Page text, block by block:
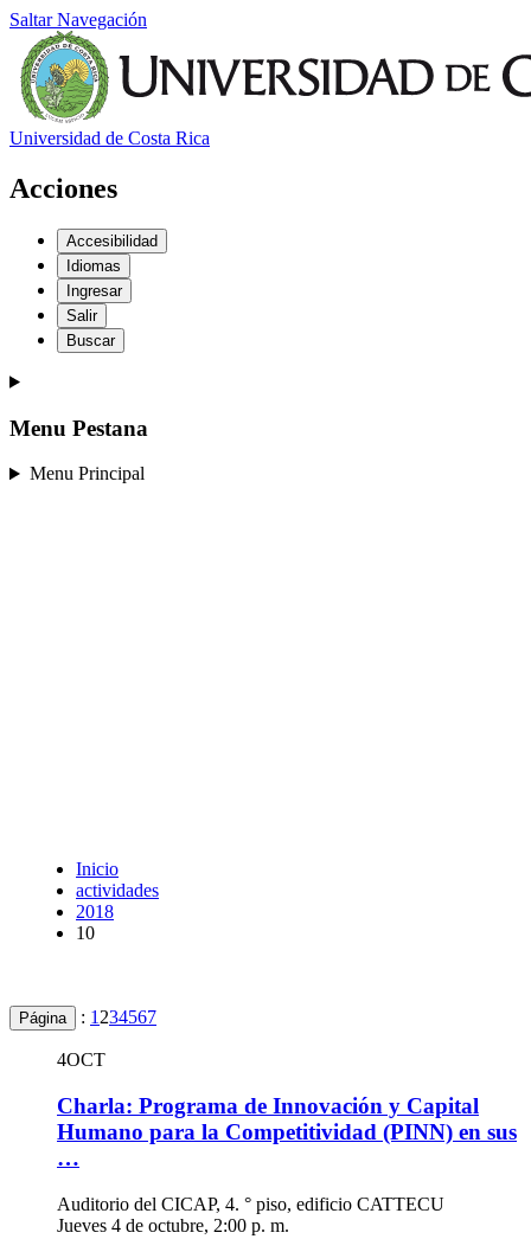
Saltar Navegación
Universidad de Costa Rica
Acciones
Accesibilidad
Idiomas
Ingresar
Salir
Buscar
Menu Pestana
Menu Principal
Inicio
actividades
2018
10
Página : 1 234567
4OCT
Charla: Programa de Innovación y Capital
Humano para la Competitividad (PINN) en sus
…
Auditorio del CICAP, 4. ° piso, edificio CATTECU
Jueves 4 de octubre, 2:00 p. m.